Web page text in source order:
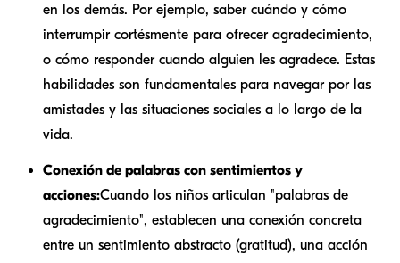
en los demás. Por ejemplo, saber cuándo y cómo
interrumpir cortésmente para ofrecer agradecimiento,
o cómo responder cuando alguien les agradece. Estas
habilidades son fundamentales para navegar por las
amistades y las situaciones sociales a lo largo de la
vida.
Conexión de palabras con sentimientos y
acciones:Cuando los niños articulan "palabras de
agradecimiento", establecen una conexión concreta
entre un sentimiento abstracto (gratitud), una acción